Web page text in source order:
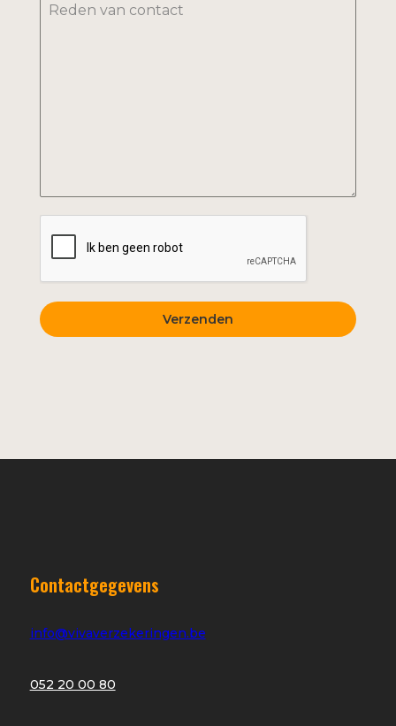
Reden van contact
Verzenden
Contactgegevens
info@vivaverzekeringen.be
052 20 00 80